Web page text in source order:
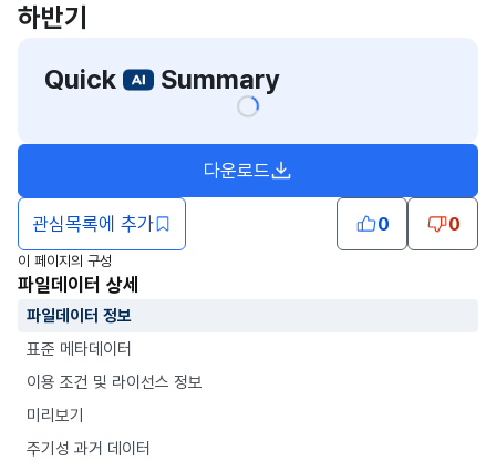
하반기
Quick
Summary
관심목록에 추가
다운로드
0 0
이 페이지의 구성
파일데이터 상세
파일데이터 정보
표준 메타데이터
이용 조건 및 라이선스 정보
미리보기
주기성 과거 데이터